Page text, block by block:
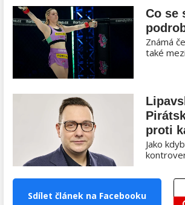
Co se
Známá
také
proti
Jako
Sdílet článek na Facebooku